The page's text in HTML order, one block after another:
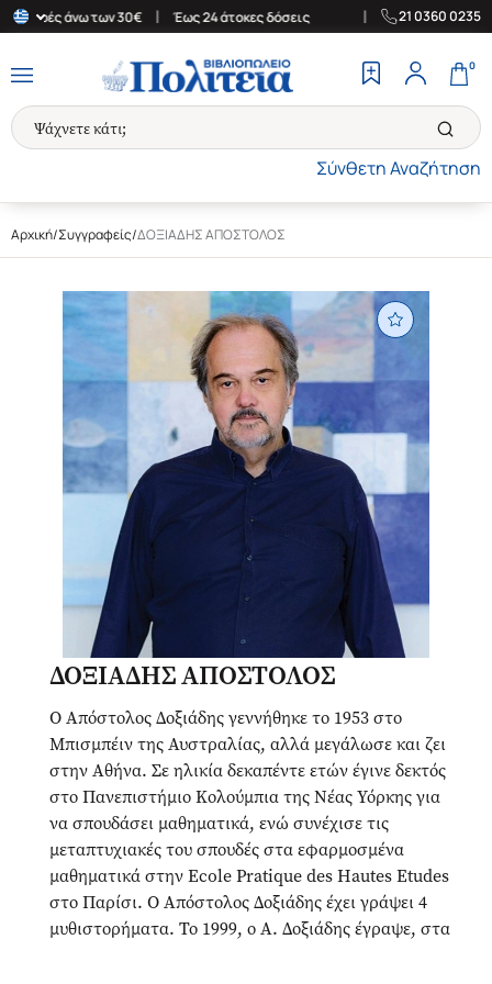
άνω των 30€ | Έως 24 άτοκες δόσεις Δωρεάν Μεταφορικά
21 0360 0235
Σύνθετη Αναζήτηση
0
Αρχική/Συγγραφείς/ΔΟΞΙΑΔΗΣ ΑΠΟΣΤΟΛΟΣ
ΔΟΞΙΑΔΗΣ ΑΠΟΣΤΟΛΟΣ
Ο Απόστολος Δοξιάδης γεννήθηκε το 1953 στο
Μπισμπέιν της Αυστραλίας, αλλά μεγάλωσε και ζει
στην Αθήνα. Σε ηλικία δεκαπέντε ετών έγινε δεκτός
στο Πανεπιστήμιο Κολούμπια της Νέας Υόρκης για
να σπουδάσει μαθηματικά, ενώ συνέχισε τις
μεταπτυχιακές του σπουδές στα εφαρμοσμένα
μαθηματικά στην Ecole Pratique des Hautes Etudes
στο Παρίσι. Ο Απόστολος Δοξιάδης έχει γράψει 4
μυθιστορήματα. Το 1999, ο Α. Δοξιάδης έγραψε, στα